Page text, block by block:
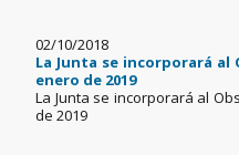
02/10/2018
La Junta se incorporará
enero de 2019
La Junta se incorporará al
de 2019